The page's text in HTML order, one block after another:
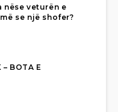
nëse veturën e
se një shofer?
– BOTA E